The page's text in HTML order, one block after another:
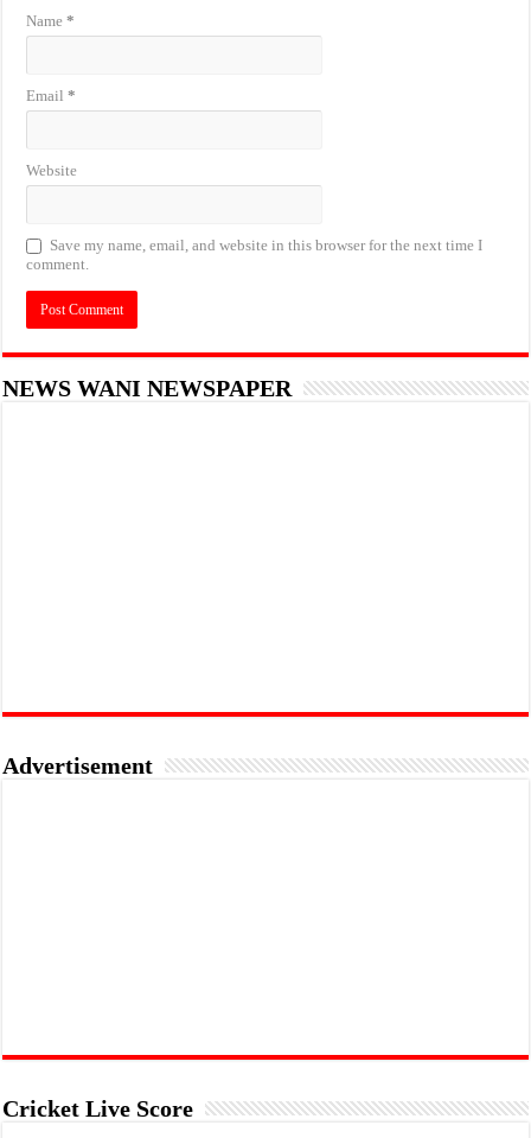
Name*
Email*
Website
Save my name, email, and website in this browser for the next time I
comment.
NEWS WANI NEWSPAPER
Advertisement
Cricket Live Score